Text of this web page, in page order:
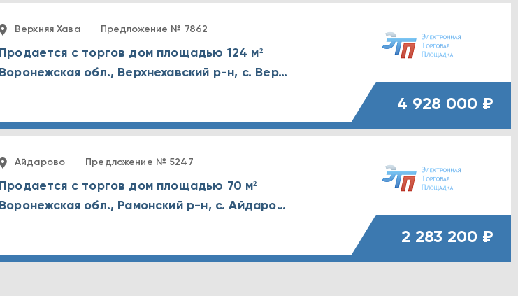
Верхняя Хава Предложение № 7862
Продается с торгов дом площадью 124 м²
Воронежская обл., Верхнехавский р-н, с. Верхняя Хава, Новопокровская улица, д. 38
4 928 000 ₽
Айдарово Предложение № 5247
Продается с торгов дом площадью 70 м²
Воронежская обл., Рамонский р-н, с. Айдарово, Центральная улица, д. 1
2 283 200 ₽